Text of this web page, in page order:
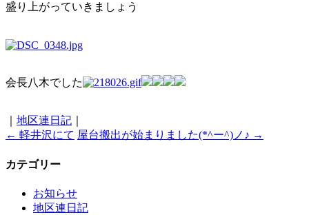
盛り上がっていきましょう
会長八木でした
地区連日記
← 軽井沢にて 屋台搬出が始まりました(*^ー^)ノ♪ →
カテゴリー
お知らせ
地区連日記